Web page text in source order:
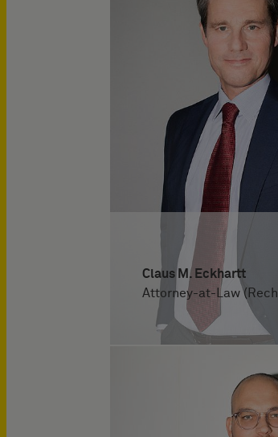
Claus M. Eckhartt
Attorney-at-Law